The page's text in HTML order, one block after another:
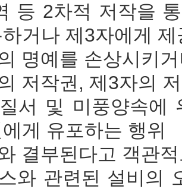
등 2차적 저작을
거나 제3자에게
명예를 손상시키
저작권, 제3자의
서 및 미풍양속에
게 유포하는 행위
결부된다고 객관
와 관련된 설비의